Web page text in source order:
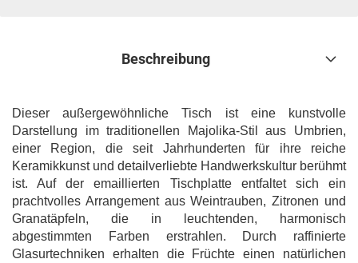
Beschreibung
Dieser außergewöhnliche Tisch ist eine kunstvolle
Darstellung im traditionellen Majolika-Stil aus Umbrien,
einer Region, die seit Jahrhunderten für ihre reiche
Keramikkunst und detailverliebte Handwerkskultur berühmt
ist. Auf der emaillierten Tischplatte entfaltet sich ein
prachtvolles Arrangement aus Weintrauben, Zitronen und
Granatäpfeln, die in leuchtenden, harmonisch
abgestimmten Farben erstrahlen. Durch raffinierte
Glasurtechniken erhalten die Früchte einen natürlichen